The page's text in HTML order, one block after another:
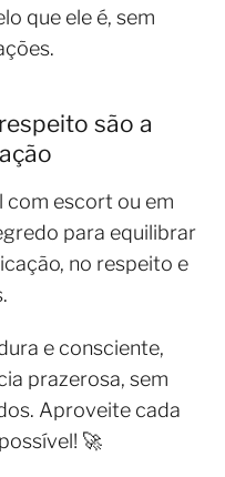
que ele é, sem
são a
com escort ou em
para equilibrar
no respeito e
e consciente,
prazerosa, sem
Aproveite cada
🚀